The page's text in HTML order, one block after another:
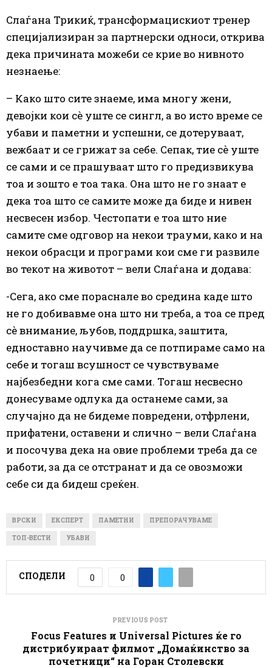
Слаѓана Трикиќ, трансформацискиот тренер
специјализиран за партнерски односи, открива
дека причината можеби се крие во нивното
незнаење:
– Како што сите знаеме, има многу жени,
девојки кои сè уште се сингл, а во исто време се
убави и паметни и успешни, се дотеруваат,
вежбаат и се грижат за себе. Сепак, тие сè уште
се сами и се прашуваат што го предизвикува
тоа и зошто е тоа така. Она што не го знаат е
дека тоа што се самите може да биде и нивен
несвесен избор. Честопати е тоа што ние
самите сме одговор на некои трауми, како и на
некои обрасци и програми кои сме ги развиле
во текот на животот – вели Слаѓана и додава:
-Сега, ако сме пораснале во средина каде што
не го добивавме она што ни треба, а тоа се пред
сè внимание, љубов, поддршка, заштита,
едноставно научивме да се потпираме само на
себе и тогаш всушност се чувствуваме
најбезбедни кога сме сами. Тогаш несвесно
донесуваме одлука да останеме сами, за
случајно да не бидеме повредени, отфрлени,
прифатени, оставени и слично – вели Слаѓана
и посочува дека на овие проблеми треба да се
работи, за да се отстранат и да се овозможи
себе си да бидеш среќен.
ВРСКИ ЕКСПЕРТ ПАМЕТНИ ПРЕПОРАЧУВАМЕ
ТОП-ВЕСТИ УБАВИ
СПОДЕЛИ 0 0
PREVIOUS POST
Focus Features и Universal Pictures ќе го
дистрибуираат филмот „Домаќинство за
почетници“ на Горан Столевски